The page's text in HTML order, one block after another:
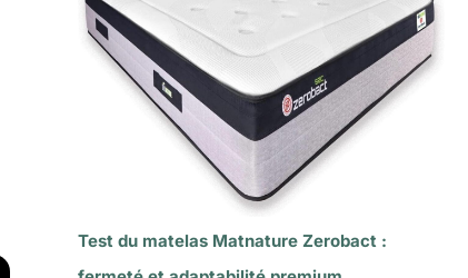
Test du matelas Matnature Zerobact :